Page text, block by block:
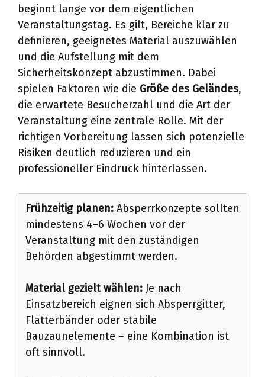
beginnt lange vor dem eigentlichen
Veranstaltungstag. Es gilt, Bereiche klar zu
definieren, geeignetes Material auszuwählen
und die Aufstellung mit dem
Sicherheitskonzept abzustimmen. Dabei
spielen Faktoren wie die Größe des Geländes,
die erwartete Besucherzahl und die Art der
Veranstaltung eine zentrale Rolle. Mit der
richtigen Vorbereitung lassen sich potenzielle
Risiken deutlich reduzieren und ein
professioneller Eindruck hinterlassen.
Frühzeitig planen: Absperrkonzepte sollten
mindestens 4–6 Wochen vor der
Veranstaltung mit den zuständigen
Behörden abgestimmt werden.
Material gezielt wählen: Je nach
Einsatzbereich eignen sich Absperrgitter,
Flatterbänder oder stabile
Bauzaunelemente – eine Kombination ist
oft sinnvoll.